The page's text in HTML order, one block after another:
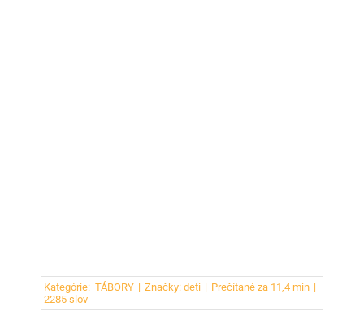
Kategórie: TÁBORY | Značky:deti | Prečítané za 11,4 min |
2285 slov